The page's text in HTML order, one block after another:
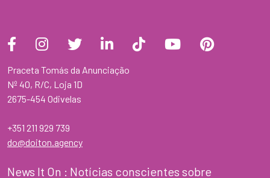
Praceta Tomás da Anunciação
Nº 40, R/C, Loja 1D
2675-454 Odivelas
+351 211 929 739
do@doiton.agency
News It On : Notícias conscientes sobre